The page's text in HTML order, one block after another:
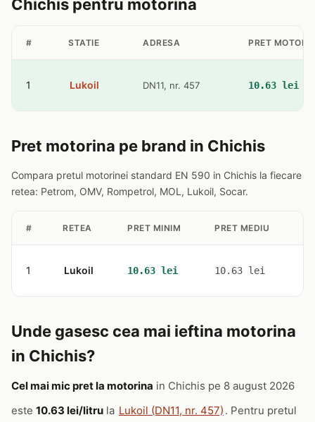
Chichis pentru motorina
# STATIE ADRESA PRET
1 Lukoil DN11, nr. 457 10.63 lei
Pret motorina pe brand in Chichis
Compara pretul motorinei standard EN 590 in Chichis la fiecare
retea: Petrom, OMV, Rompetrol, MOL, Lukoil, Socar.
# RETEA PRET MINIM PRET MEDIU
1 Lukoil 10.63 lei 10.63 lei
Unde gasesc cea mai ieftina motorina
in Chichis?
Cel mai mic pret la motorina in Chichis pe 8 august 2026
este 10.63 lei/litru la Lukoil (DN11, nr. 457) . Pentru pretul